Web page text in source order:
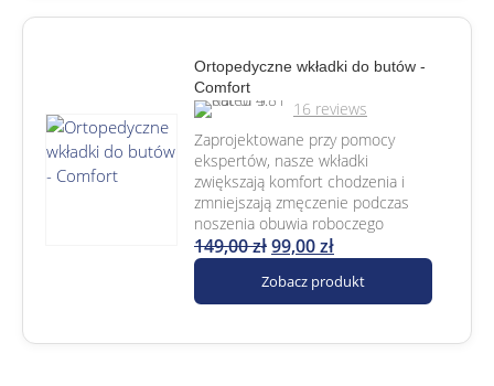
Ortopedyczne wkładki do butów -
Comfort
16 reviews
Zaprojektowane przy pomocy
ekspertów, nasze wkładki
zwiększają komfort chodzenia i
zmniejszają zmęczenie podczas
noszenia obuwia roboczego
149,00zł99,00zł
Zobacz produkt